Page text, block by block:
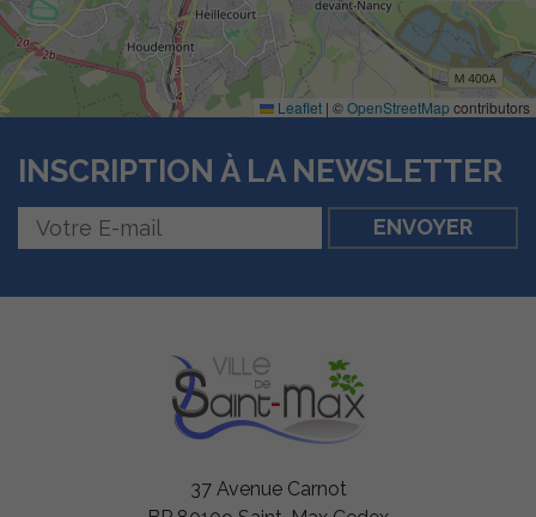
Leaflet | ©OpenStreetMap contributors
INSCRIPTION À LA NEWSLETTER
37 Avenue Carnot
sont utiles au
de notre site
internet.
Afin de vous